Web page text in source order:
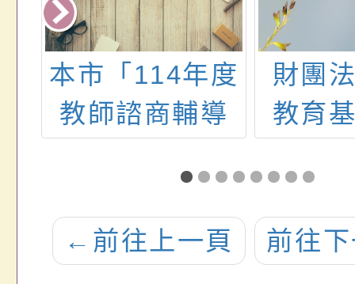
本市「114年度
教師諮商輔導
增合作諮商所
一案
財團
教育
師研
「生
尋覓
← 前往上一頁 前往